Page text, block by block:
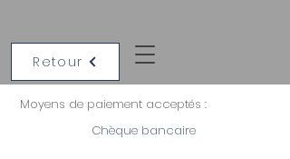
Retour
Moyens de paiement acceptés :
Chèque bancaire